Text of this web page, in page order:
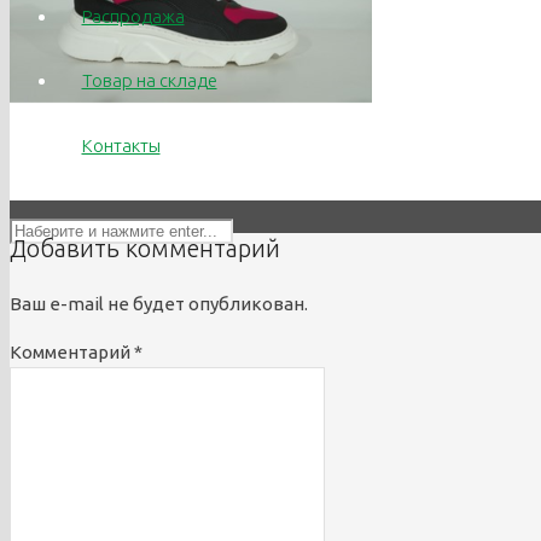
info@titrus.ru
Распродажа
Товар на складе
Контакты
Добавить комментарий
Ваш e-mail не будет опубликован.
Комментарий *